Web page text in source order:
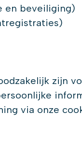
en beveiliging)
zijn
via onze